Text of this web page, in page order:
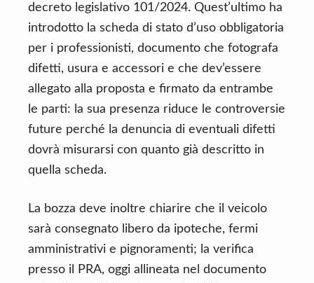
decreto legislativo 101/2024. Quest’ultimo ha
introdotto la scheda di stato d’uso obbligatoria
per i professionisti, documento che fotografa
difetti, usura e accessori e che dev’essere
allegato alla proposta e firmato da entrambe
le parti: la sua presenza riduce le controversie
future perché la denuncia di eventuali difetti
dovrà misurarsi con quanto già descritto in
quella scheda.
La bozza deve inoltre chiarire che il veicolo
sarà consegnato libero da ipoteche, fermi
amministrativi e pignoramenti; la verifica
presso il PRA, oggi allineata nel documento